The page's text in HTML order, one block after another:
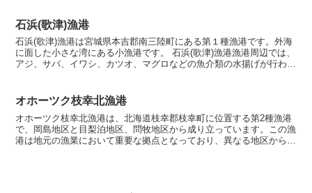
石浜(歌津)漁港
石浜(歌津)漁港は宮城県本吉郡南三陸町にある第１種漁港です。外海
に面した小さな湾にある小漁港です。 石浜(歌津)漁港漁港周辺では、
アジ、サバ、イワシ、カツオ、マグロなどの魚介類の水揚げが行われ
オホーツク枝幸北漁港
オホーツク枝幸北漁港は、北海道枝幸郡枝幸町に位置する第2種漁港
で、岡島地区と目梨泊地区、問牧地区から成り立っています。この漁
港は地元の漁業において重要な拠点となっており、異なる地区から成